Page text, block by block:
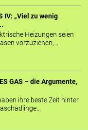
IV: „Viel zu wenig
Heizungen seien
vorzuziehen,...
GAS – die Argumente,
ihre beste Zeit hinter